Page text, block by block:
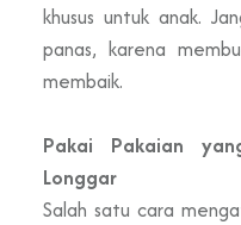
khusus untuk anak.
panas, karena
membaik.
Pakai Pakaian
Longgar
Salah satu cara